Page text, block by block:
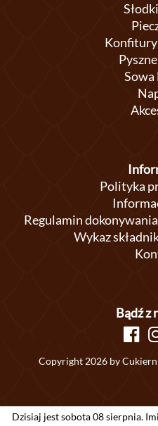
Konfitury
Polityka
Regulamin
Wykaz
Bądź z
Copyright 2026 by
jest sobota 08 sierpnia. Imieniny